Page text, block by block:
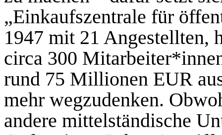
„Einkaufszentrale für
1947 mit 21 Angestellten,
circa 300
rund 75 Millionen EUR
mehr wegzudenken.
andere mittelständische